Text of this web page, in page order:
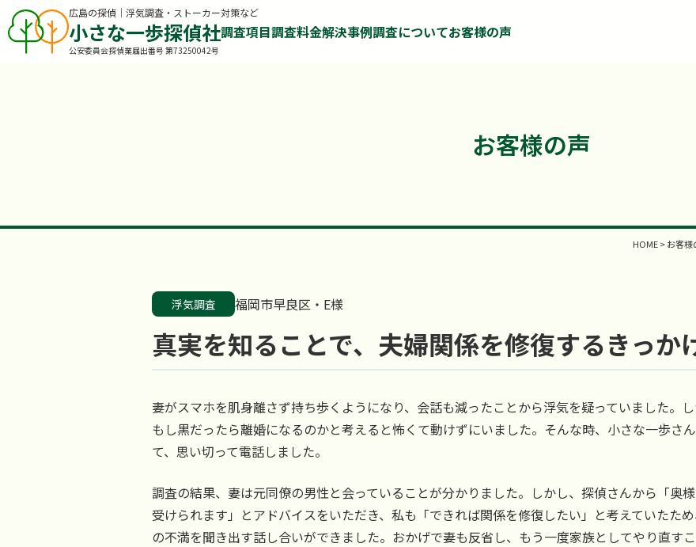
広島の探偵｜浮気調査・ストーカー対策など
小さな一歩探偵社
公安委員会探偵業届出番号 第73250042号
調査項目調査料金解決事例調査についてお客様の声
お客様の声
HOME>お客様
浮気調査 福岡市早良区・E様
真実を知ることで、夫婦関係を修復するきっか
妻がスマホを肌身離さず持ち歩くようになり、会話も減ったことから浮気を疑っていました。
もし黒だったら離婚になるのかと考えると怖くて動けずにいました。そんな時、小さな一歩さ
て、思い切って電話しました。
調査の結果、妻は元同僚の男性と会っていることが分かりました。しかし、探偵さんから「奥
受けられます」とアドバイスをいただき、私も「できれば関係を修復したい」と考えていたた
の不満を聞き出す話し合いができました。おかげで妻も反省し、もう一度家族としてやり直すこ